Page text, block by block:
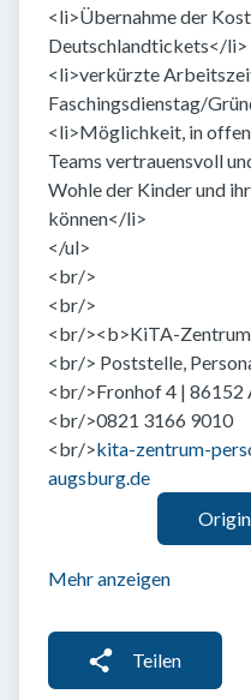
<li>Übernahme der
Deutschlandtickets</li>
<li>verkürzte
Faschingsdienstag/
<li>Möglichkeit, in
Teams vertrauensvoll
Wohle der Kinder und
können</li>
</ul>
<br/>
<br/>
<br/><b>KiTA-
<br/> Poststelle,
<br/>Fronhof 4 | 86152
<br/>0821 3166 9010
<br/>kita-zentrum-
augsburg.de
Mehr anzeigen
Teilen